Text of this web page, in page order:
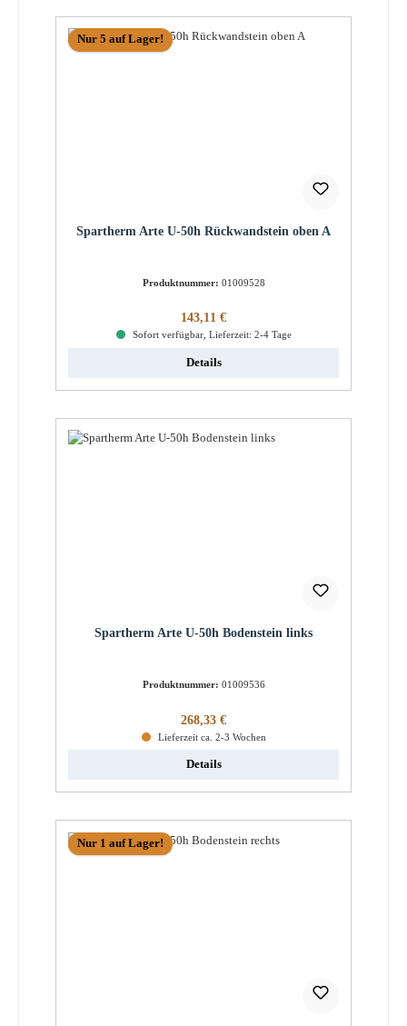
Nur 5 auf Lager!
Spartherm Arte U-50h Rückwandstein oben A
Produktnummer: 01009528
Regulärer Preis:
143,11 €
Sofort verfügbar, Lieferzeit: 2-4 Tage
Details
Spartherm Arte U-50h Bodenstein links
Produktnummer: 01009536
Regulärer Preis:
268,33 €
Lieferzeit ca. 2-3 Wochen
Details
Nur 1 auf Lager!